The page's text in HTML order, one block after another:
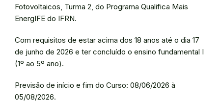
Fotovoltaicos, Turma 2, do Programa Qualifica Mais
EnergIFE do IFRN.
Com requisitos de estar acima dos 18 anos até o dia 17
de junho de 2026 e ter concluído o ensino fundamental I
(1º ao 5º ano).
Previsão de início e fim do Curso: 08/06/2026 à
05/08/2026.